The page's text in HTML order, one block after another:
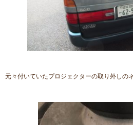
元々付いていたプロジェクターの取り外しの